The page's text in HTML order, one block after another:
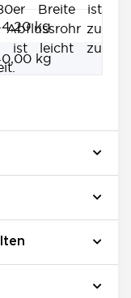
Breite ist
Abflussrohr zu
ist leicht zu
kg
kg